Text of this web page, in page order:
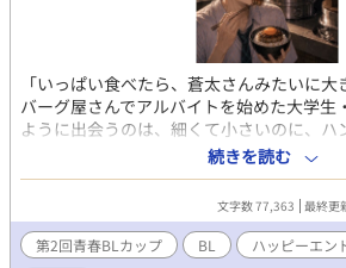
「いっぱい食べたら、蒼太さんみたいに
バーグ屋さんでアルバイトを始めた大学生
ように出会うのは、細くて小さいのに、ハ
時には8個もぺろりと食べる高校生・千弦
た、少しずつ縮まるふたりの距離。 季節
火で焼き上げる、焼きたてハンバーグ。
羽釜ご飯。 食べた数だけ増えていく、
帳。 「今日は何個食べる？」 積み重なるの
続きを読む
文字数 77,363 最終更
第2回青春BLカップ BL ハッピーエン